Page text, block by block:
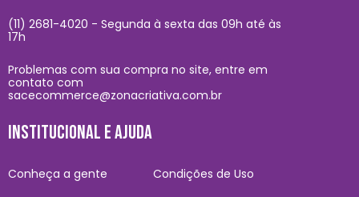
(11) 2681-4020 - Segunda à sexta das 09h até às
17h
Problemas com sua compra no site, entre em
contato com
sacecommerce@zonacriativa.com.br
INSTITUCIONAL E AJUDA
Conheça a gente Condições de Uso